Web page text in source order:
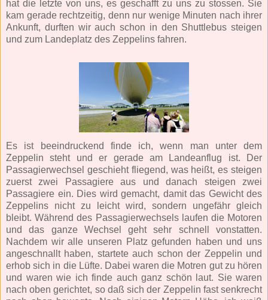
hat die letzte von uns, es geschafft zu uns zu stossen. Sie
kam gerade rechtzeitig, denn nur wenige Minuten nach ihrer
Ankunft, durften wir auch schon in den Shuttlebus steigen
und zum Landeplatz des Zeppelins fahren.
Es ist beeindruckend finde ich, wenn man unter dem
Zeppelin steht und er gerade am Landeanflug ist. Der
Passagierwechsel geschieht fliegend, was heißt, es steigen
zuerst zwei Passagiere aus und danach steigen zwei
Passagiere ein. Dies wird gemacht, damit das Gewicht des
Zeppelins nicht zu leicht wird, sondern ungefähr gleich
bleibt. Während des Passagierwechsels laufen die Motoren
und das ganze Wechsel geht sehr schnell vonstatten.
Nachdem wir alle unseren Platz gefunden haben und uns
angeschnallt haben, startete auch schon der Zeppelin und
erhob sich in die Lüfte. Dabei waren die Motren gut zu hören
und waren wie ich finde auch ganz schön laut. Sie waren
nach oben gerichtet, so daß sich der Zeppelin fast senkrecht